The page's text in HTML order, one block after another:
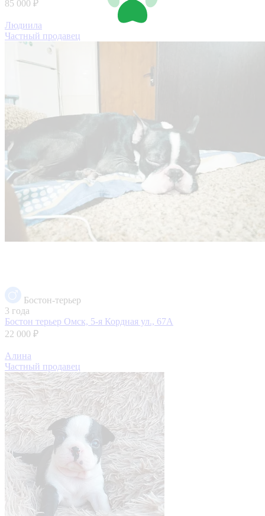
85 000 ₽
Людиила
Частный продавец
Бостон-терьер
3 года
Бостон терьер Омск, 5-я Кордная ул., 67А
22 000 ₽
Алина
Частный продавец